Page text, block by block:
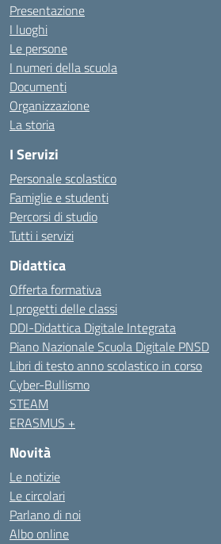
Presentazione
I luoghi
Le persone
I numeri della scuola
Documenti
Organizzazione
La storia
I Servizi
Personale scolastico
Famiglie e studenti
Percorsi di studio
Tutti i servizi
Didattica
Offerta formativa
I progetti delle classi
DDI-Didattica Digitale Integrata
Piano Nazionale Scuola Digitale PNSD
Libri di testo anno scolastico in corso
Cyber-Bullismo
STEAM
ERASMUS +
Novità
Le notizie
Le circolari
Parlano di noi
Albo online